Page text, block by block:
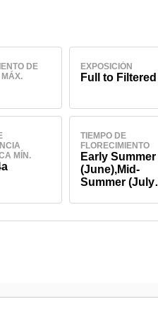
DE
EXPOSICIÓN
Full to Filtered
MÍN.
TIEMPO DE
FLORECIMIENTO
Early Summer
(June),Mid-
Summer (July-